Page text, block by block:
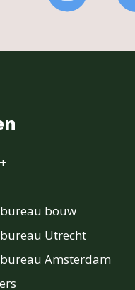
bouw
Utrecht
Amsterdam